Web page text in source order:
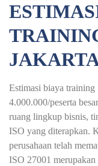
Estimasi biaya
4.000.000/peserta
ruang lingkup bisnis,
ISO yang diterapkan.
perusahaan telah
ISO 27001